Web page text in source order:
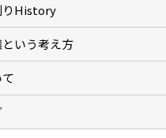
ト
りHistory
もっと大きくもっと優しく
ートランドへ
ミチ (3)
業
創り事業
ネルギー事業
ンハウス【こもびお】
ハウス (2)
いう考え方
ってなんだろう？
【スタジオ基住】
家創り
い１１のこと
てーポリシーについて
スについて